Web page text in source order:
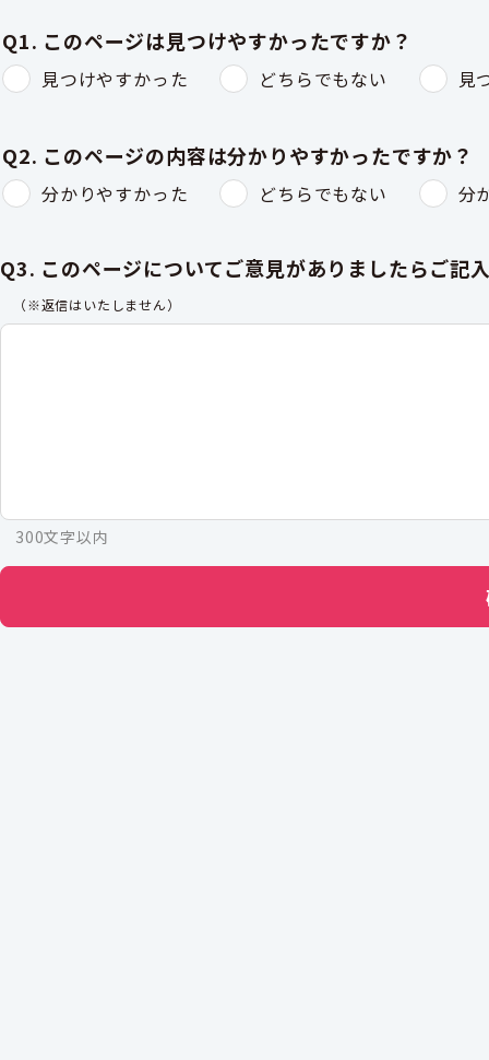
Q1. このページは見つけやすかったですか？
見つけやすかった どちらでもない 見
Q2. このページの内容は分かりやすかったですか？
分かりやすかった どちらでもない 分
Q3. このページについてご意見がありましたらご記
（※返信はいたしません）
300文字以内